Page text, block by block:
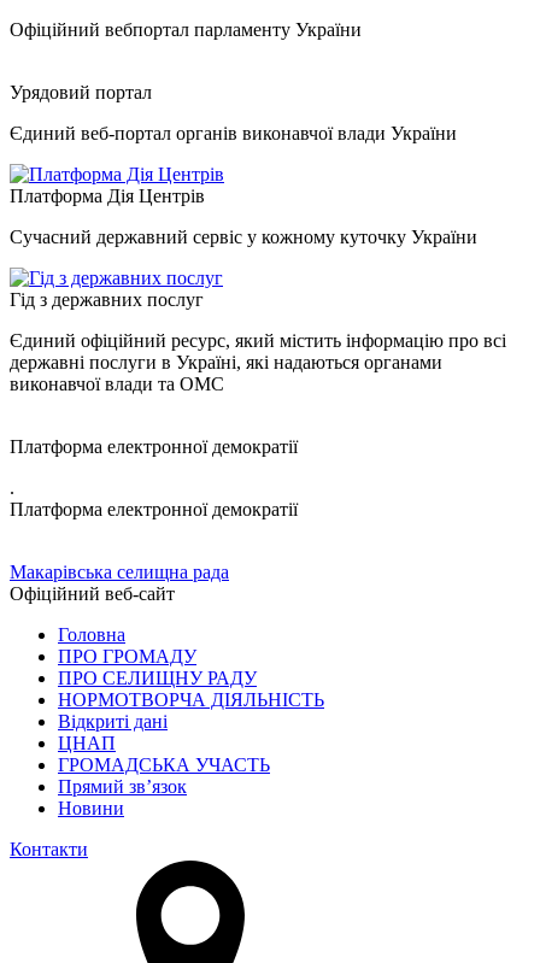
Офіційний вебпортал парламенту України
Урядовий портал
Єдиний веб-портал органів виконавчої влади України
Платформа Дія Центрів
Сучасний державний сервіс у кожному куточку України
Гід з державних послуг
Єдиний офіційний ресурс, який містить інформацію про всі
державні послуги в Україні, які надаються органами
виконавчої влади та ОМС
Платформа електронної демократії
.
Платформа електронної демократії
Макарівська селищна рада
Офіційний веб-сайт
Головна
ПРО ГРОМАДУ
ПРО СЕЛИЩНУ РАДУ
НОРМОТВОРЧА ДІЯЛЬНІСТЬ
Відкриті дані
ЦНАП
ГРОМАДСЬКА УЧАСТЬ
Прямий зв’язок
Новини
Контакти